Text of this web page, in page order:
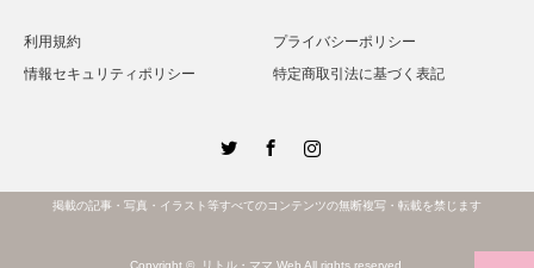
利用規約
プライバシーポリシー
情報セキュリティポリシー
特定商取引法に基づく表記
Instagram
掲載の記事・写真・イラスト等すべてのコンテンツの無断複写・転載を禁じます
Copyright © リトル・ママ Web All rights reserved.